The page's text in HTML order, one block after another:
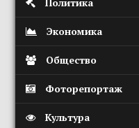
Экономика
Общество
Фоторепортаж
Культура